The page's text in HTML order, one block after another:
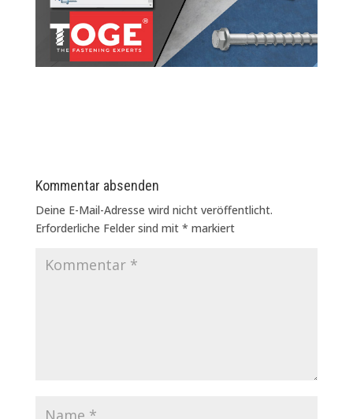
Kommentar absenden
Deine E-Mail-Adresse wird nicht veröffentlicht.
Erforderliche Felder sind mit * markiert